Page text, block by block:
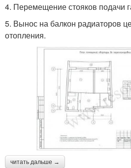
4.​ Перемещение стояков подачи
5.​ Вынос на балкон радиаторов
отопления.
читать дальше →